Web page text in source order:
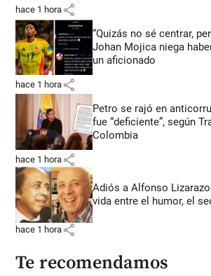
hace 1 hora share
“Quizás no sé centrar,
Johan Mojica niega
un aficionado
hace 1 hora share
Petro se rajó en
fue “deficiente”, según
Colombia
hace 1 hora share
Adiós a Alfonso
vida entre el humor, el
hace 1 hora share
Te recomendamos